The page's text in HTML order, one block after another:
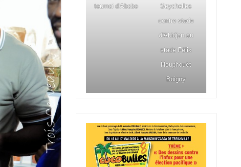
tournoi d'Abobo
Seychelles
contre stade
d'Abidjan au
stade Félix
Houphouët
Boigny